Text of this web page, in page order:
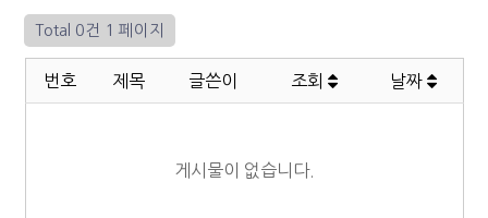
Total 0건 1 페이지
번호 제목 글쓴이 조회 날짜
게시물이 없습니다.